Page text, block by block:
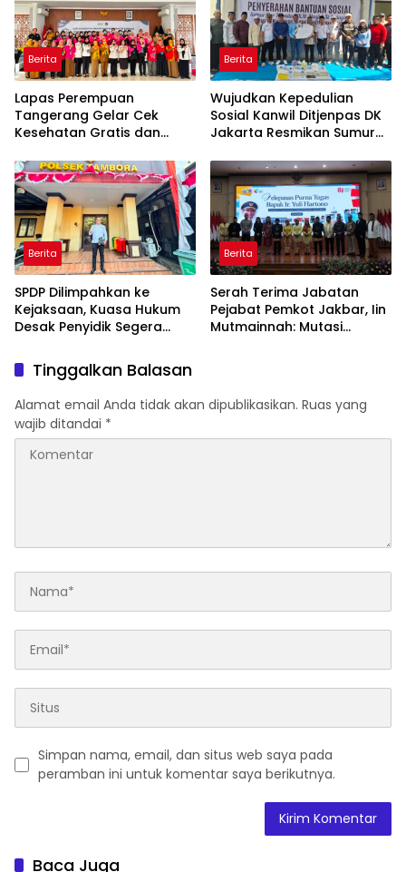
Berita
Lapas Perempuan
Tangerang Gelar Cek
Kesehatan Gratis dan
DNA bagi Petugas dan
Warga Binaan
Berita
Wujudkan Kepedulian
Sosial Kanwil Ditjenpas DK
Jakarta Resmikan Sumur
Berita
SPDP Dilimpahkan ke
Kejaksaan, Kuasa Hukum
Desak Penyidik Segera
Pengeroyokan
Berita
Serah Terima Jabatan
Pejabat Pemkot Jakbar, Iin
Mutmainnah: Mutasi
Tinggalkan Balasan
Alamat email Anda tidak akan dipublikasikan. Ruas yang
wajib ditandai *
Simpan nama, email, dan situs web saya pada
peramban ini untuk komentar saya berikutnya.
Baca Juga